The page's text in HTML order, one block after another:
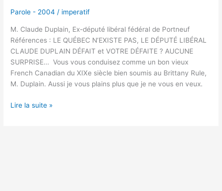
Parole - 2004 / imperatif
M. Claude Duplain, Ex-député libéral fédéral de Portneuf
Références : LE QUÉBEC N’EXISTE PAS, LE DÉPUTÉ LIBÉRAL
CLAUDE DUPLAIN DÉFAIT et VOTRE DÉFAITE ? AUCUNE
SURPRISE… Vous vous conduisez comme un bon vieux
French Canadian du XIXe siècle bien soumis au Brittany Rule,
M. Duplain. Aussi je vous plains plus que je ne vous en veux.
Lire la suite »